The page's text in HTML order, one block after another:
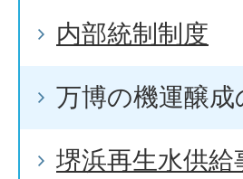
内部統制制度
万博の機運醸成
堺浜再生水供